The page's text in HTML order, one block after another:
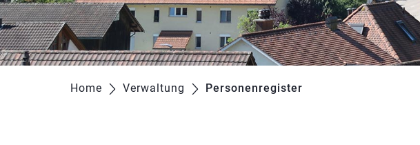
Home Verwaltung Personenregister